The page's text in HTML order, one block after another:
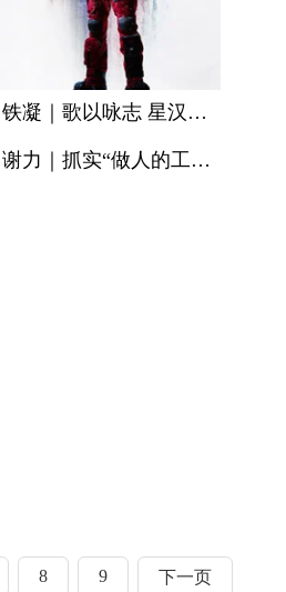
铁凝｜歌以咏志 星汉灿烂——写在文艺工作座谈会召开十周年之际
谢力｜抓实“做人的工作” 推动文联工作提质增效
8 9 下一页